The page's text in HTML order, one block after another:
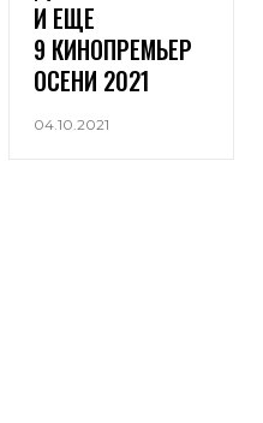
И ЕЩЕ
9 КИНОПРЕМЬЕР
ОСЕНИ 2021
04.10.2021